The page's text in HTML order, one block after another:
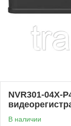
NVR301-04X-
В наличии